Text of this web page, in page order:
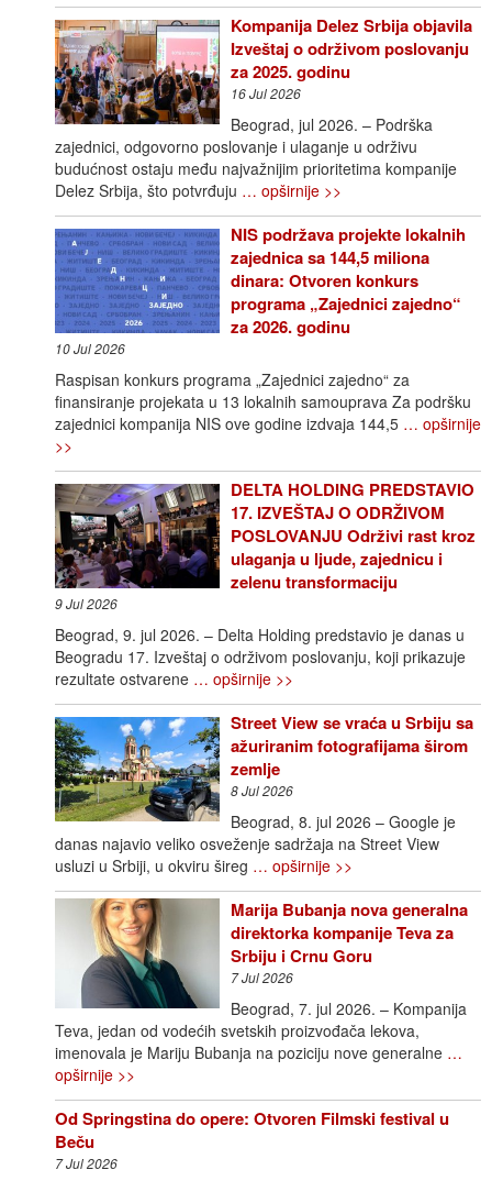
Kompanija Delez Srbija objavila
Izveštaj o održivom poslovanju
za 2025. godinu
16 Jul 2026
Beograd, jul 2026. – Podrška
zajednici, odgovorno poslovanje i ulaganje u održivu
budućnost ostaju među najvažnijim prioritetima kompanije
Delez Srbija, što potvrđuju … opširnije >>
NIS podržava projekte lokalnih
zajednica sa 144,5 miliona
dinara: Otvoren konkurs
programa „Zajednici zajedno“
za 2026. godinu
10 Jul 2026
Raspisan konkurs programa „Zajednici zajedno“ za
finansiranje projekata u 13 lokalnih samouprava Za podršku
zajednici kompanija NIS ove godine izdvaja 144,5 … opširnije
>>
DELTA HOLDING PREDSTAVIO
17. IZVEŠTAJ O ODRŽIVOM
POSLOVANJU Održivi rast kroz
ulaganja u ljude, zajednicu i
zelenu transformaciju
9 Jul 2026
Beograd, 9. jul 2026. – Delta Holding predstavio je danas u
Beogradu 17. Izveštaj o održivom poslovanju, koji prikazuje
rezultate ostvarene … opširnije >>
Street View se vraća u Srbiju sa
ažuriranim fotografijama širom
zemlje
8 Jul 2026
Beograd, 8. jul 2026 – Google je
danas najavio veliko osveženje sadržaja na Street View
usluzi u Srbiji, u okviru šireg … opširnije >>
Marija Bubanja nova generalna
direktorka kompanije Teva za
Srbiju i Crnu Goru
7 Jul 2026
Beograd, 7. jul 2026. – Kompanija
Teva, jedan od vodećih svetskih proizvođača lekova,
imenovala je Mariju Bubanja na poziciju nove generalne …
opširnije >>
Od Springstina do opere: Otvoren Filmski festival u
Beču
7 Jul 2026